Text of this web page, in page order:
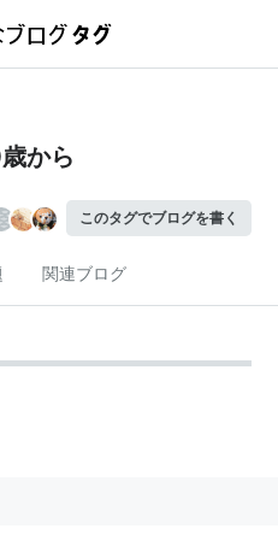
から
このタグでブログを書く
関連ブログ